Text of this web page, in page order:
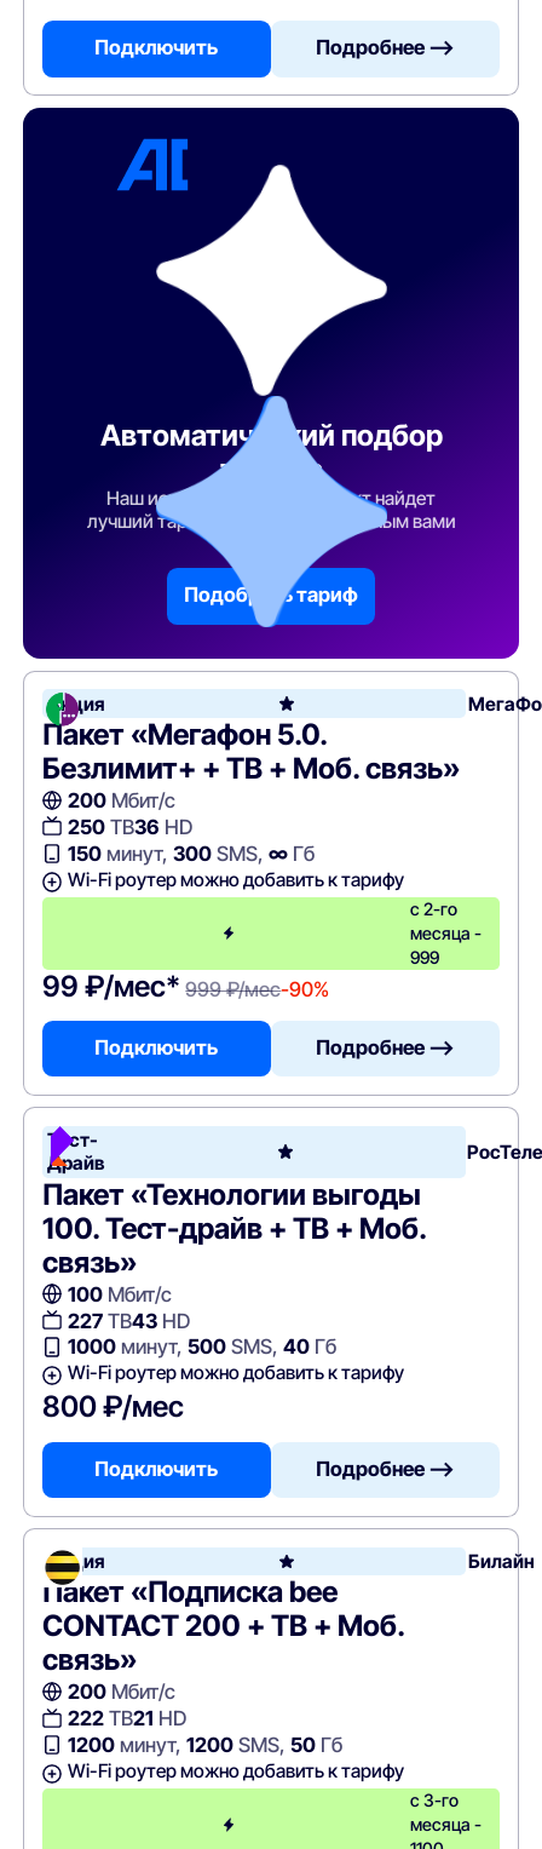
Подключить Подробнее —>
Автоматический подбор
тарифа
Наш искусственный интеллект найдет
лучший тарифный план по указанным вами
параметрам
Подобрать тариф
Акция
Пакет «Мегафон 5.0.
Безлимит+ + ТВ + Моб. связь»
200Мбит/с
250ТВ36 HD
150минут, 300SMS, ∞Гб
Wi-Fi роутер можно добавить к тарифу
с 2-го
месяца -
999
99 ₽/мес* 999 ₽/мес-90%
Подключить Подробнее —>
Тест-
Драйв
Пакет «Технологии выгоды
100. Тест-драйв + ТВ + Моб.
связь»
100Мбит/с
227ТВ43HD
1000минут, 500SMS, 40Гб
Wi-Fi роутер можно добавить к тарифу
800 ₽/мес
Подключить Подробнее —>
Акция Билайн
Пакет «Подписка bee
CONTACT 200 + ТВ + Моб.
связь»
200Мбит/с
222ТВ21 HD
1200минут, 1200SMS, 50Гб
Wi-Fi роутер можно добавить к тарифу
с 3-го
месяца -